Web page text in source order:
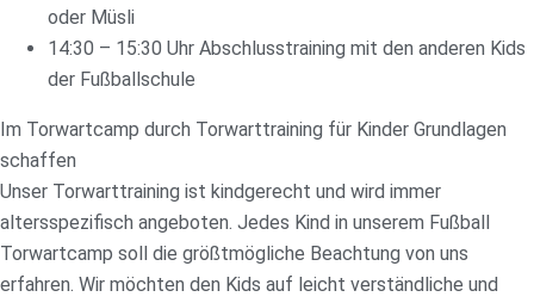
oder Müsli
14:30 – 15:30 Uhr Abschlusstraining mit den anderen Kids
der Fußballschule
Im Torwartcamp durch Torwarttraining für Kinder Grundlagen
schaffen
Unser Torwarttraining ist kindgerecht und wird immer
altersspezifisch angeboten. Jedes Kind in unserem Fußball
Torwartcamp soll die größtmögliche Beachtung von uns
erfahren. Wir möchten den Kids auf leicht verständliche und